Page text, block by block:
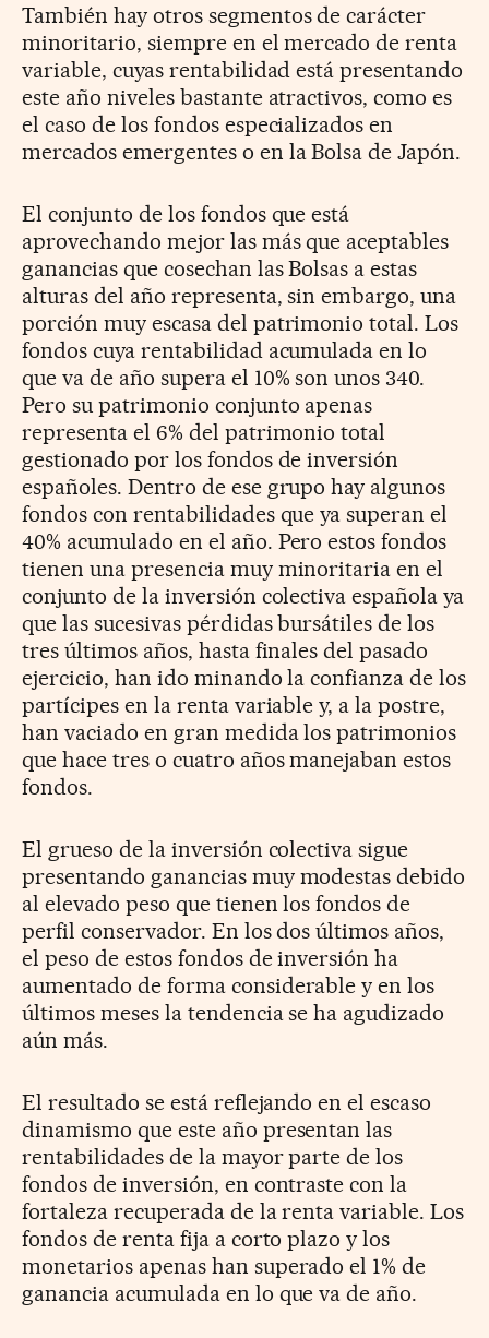
También hay otros segmentos de carácter
minoritario, siempre en el mercado de renta
variable, cuyas rentabilidad está presentando
este año niveles bastante atractivos, como es
el caso de los fondos especializados en
mercados emergentes o en la Bolsa de Japón.
El conjunto de los fondos que está
aprovechando mejor las más que aceptables
ganancias que cosechan las Bolsas a estas
alturas del año representa, sin embargo, una
porción muy escasa del patrimonio total. Los
fondos cuya rentabilidad acumulada en lo
que va de año supera el 10% son unos 340.
Pero su patrimonio conjunto apenas
representa el 6% del patrimonio total
gestionado por los fondos de inversión
españoles. Dentro de ese grupo hay algunos
fondos con rentabilidades que ya superan el
40% acumulado en el año. Pero estos fondos
tienen una presencia muy minoritaria en el
conjunto de la inversión colectiva española ya
que las sucesivas pérdidas bursátiles de los
tres últimos años, hasta finales del pasado
ejercicio, han ido minando la confianza de los
partícipes en la renta variable y, a la postre,
han vaciado en gran medida los patrimonios
que hace tres o cuatro años manejaban estos
fondos.
El grueso de la inversión colectiva sigue
presentando ganancias muy modestas debido
al elevado peso que tienen los fondos de
perfil conservador. En los dos últimos años,
el peso de estos fondos de inversión ha
aumentado de forma considerable y en los
últimos meses la tendencia se ha agudizado
aún más.
El resultado se está reflejando en el escaso
dinamismo que este año presentan las
rentabilidades de la mayor parte de los
fondos de inversión, en contraste con la
fortaleza recuperada de la renta variable. Los
fondos de renta fija a corto plazo y los
monetarios apenas han superado el 1% de
ganancia acumulada en lo que va de año.